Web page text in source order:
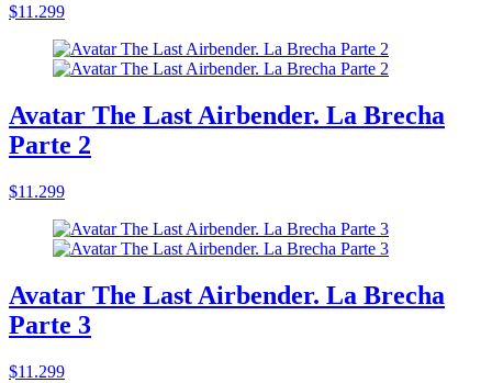
$11.299
Avatar The Last Airbender. La Brecha
Parte 2
$11.299
Avatar The Last Airbender. La Brecha
Parte 3
$11.299